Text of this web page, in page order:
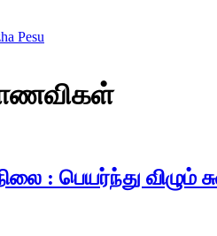
: பெயர்ந்து விழும்